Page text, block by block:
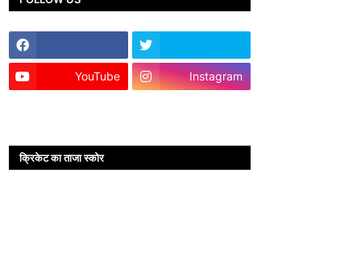
YouTube Instagram
क्रिकेट का ताजा स्कोर